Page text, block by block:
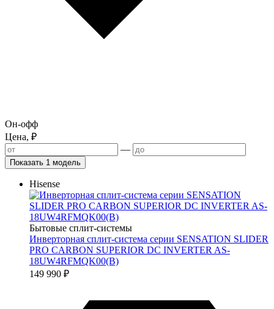
Он-офф
Цена, ₽
—
Показать 1 модель
Hisense
Бытовые сплит-системы
Инверторная сплит-система серии SENSATION SLIDER
PRO CARBON SUPERIOR DC INVERTER AS-
18UW4RFMQK00(B)
149 990 ₽